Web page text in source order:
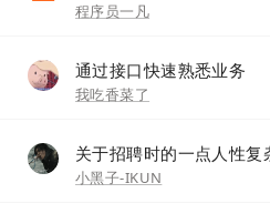
程序员一凡
通过接口快速熟悉业务
我吃香菜了
关于招聘时的一点人性复
小黑子-IKUN